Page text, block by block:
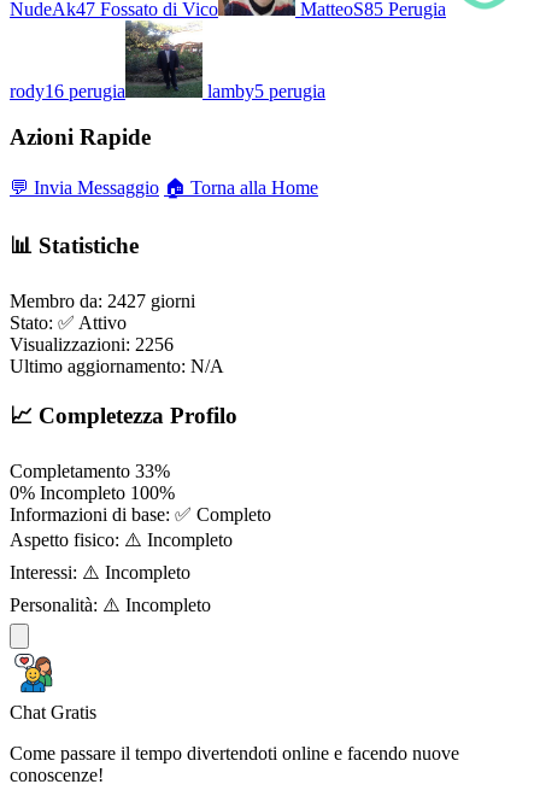
NudeAk47 Fossato di Vico MatteoS85 Perugia
rody16 perugia lamby5 perugia
Azioni Rapide
💬 Invia Messaggio 🏠 Torna alla Home
📊 Statistiche
Membro da: 2427 giorni
Stato: ✅ Attivo
Visualizzazioni: 2256
Ultimo aggiornamento: N/A
📈 Completezza Profilo
Completamento 33%
0% Incompleto 100%
Informazioni di base: ✅ Completo
Aspetto fisico: ⚠️ Incompleto
Interessi: ⚠️ Incompleto
Personalità: ⚠️ Incompleto
Chat Gratis
Come passare il tempo divertendoti online e facendo nuove
conoscenze!